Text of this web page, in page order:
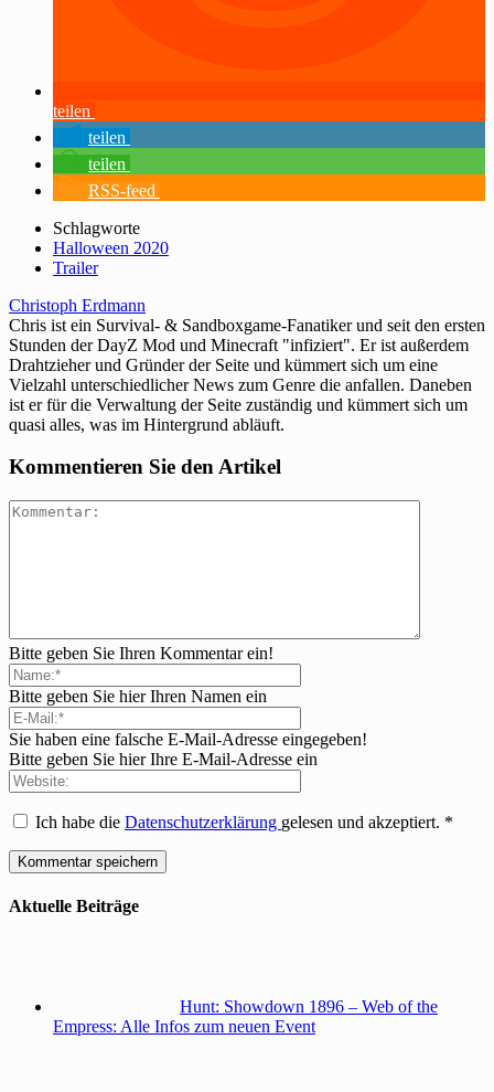
teilen
teilen
teilen
RSS-feed
Schlagworte
Halloween 2020
Trailer
Christoph Erdmann
Chris ist ein Survival- & Sandboxgame-Fanatiker und seit den ersten
Stunden der DayZ Mod und Minecraft "infiziert". Er ist außerdem
Drahtzieher und Gründer der Seite und kümmert sich um eine
Vielzahl unterschiedlicher News zum Genre die anfallen. Daneben
ist er für die Verwaltung der Seite zuständig und kümmert sich um
quasi alles, was im Hintergrund abläuft.
Kommentieren Sie den Artikel
Bitte geben Sie Ihren Kommentar ein!
Bitte geben Sie hier Ihren Namen ein
Sie haben eine falsche E-Mail-Adresse eingegeben!
Bitte geben Sie hier Ihre E-Mail-Adresse ein
Ich habe die Datenschutzerklärung gelesen und akzeptiert. *
Aktuelle Beiträge
Hunt: Showdown 1896 – Web of the
Empress: Alle Infos zum neuen Event